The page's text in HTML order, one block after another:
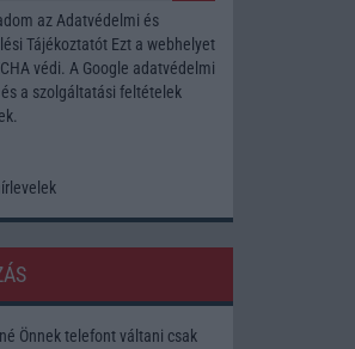
az Adatvédelmi és
TájékoztatótEzt a webhelyet
védi. A Google adatvédelmi
és a szolgáltatási feltételek
Önnek telefont váltani csak